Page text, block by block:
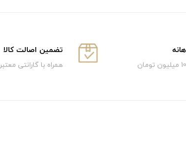
تضمین اصالت کالا
همراه با گارانتی معتبر